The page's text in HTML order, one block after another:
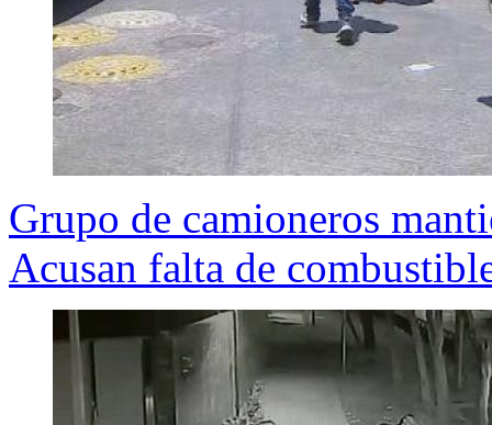
Grupo de camioneros
Acusan falta de